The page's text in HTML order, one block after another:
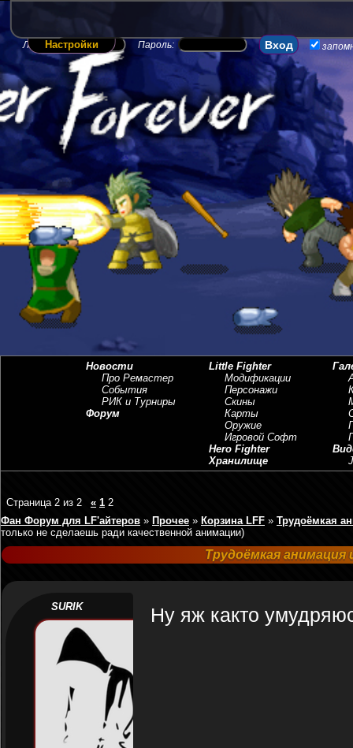
Логин: Пароль:
Настройки
Новости
Про Ремастер
События
РИК и Турниры
Форум
Little Fighter
Модификации
Персонажи
Скины
Карты
Оружие
Игровой Софт
Hero Fighter
Хранилище
Страница 2 из 2 « 1 2
Фан Форум для LF'айтеров » Прочее » Корзина LFF » Трудоёмкая
только не сделаешь ради качественной анимации)
Трудоёмкая
SURIK Ну яж както